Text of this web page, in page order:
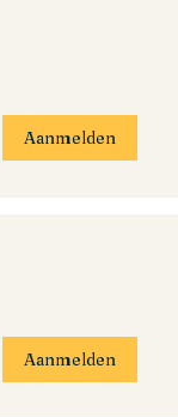
Aanmelden
Aanmelden